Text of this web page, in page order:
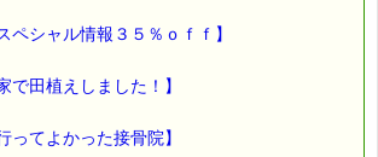
千葉るみこ
ペシャル情報３５％ｏｆｆ】
で田植えしました！】
ってよかった接骨院】